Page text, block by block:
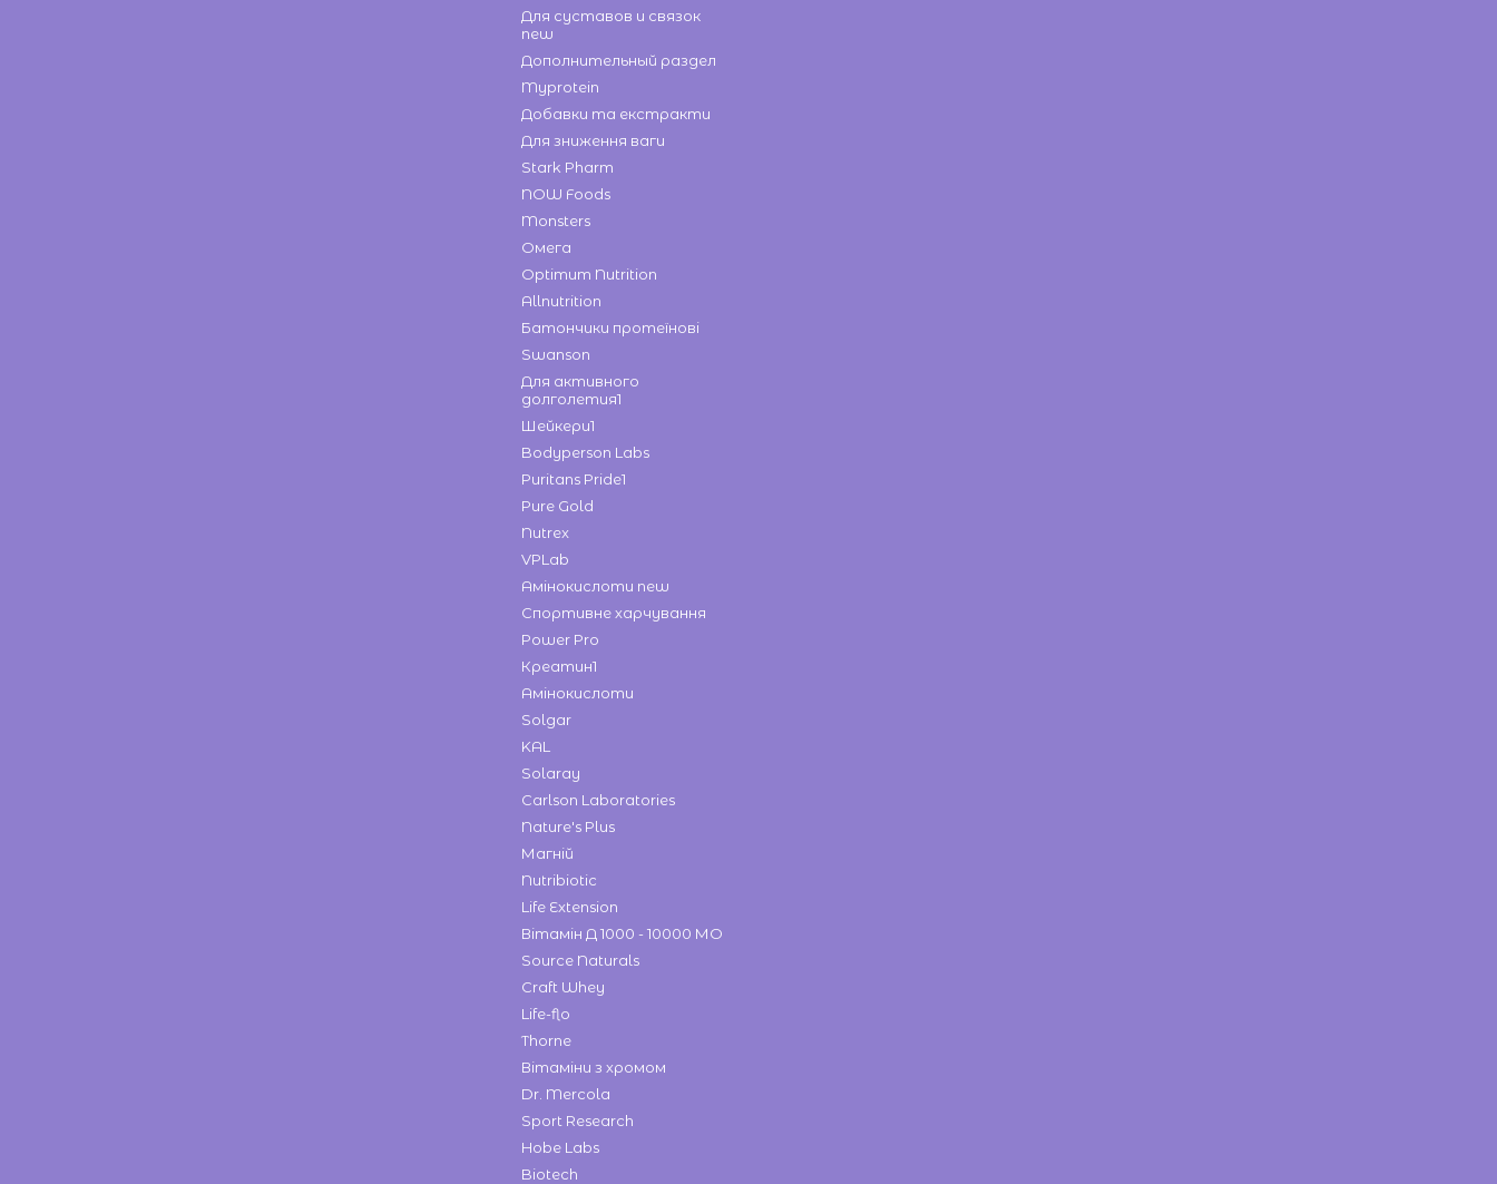
Для суставов и связок
new
Дополнительный раздел
Myprotein
Добавки та екстракти
Для зниження ваги
Stark Pharm
NOW Foods
Monsters
Омега
Optimum Nutrition
Allnutrition
Батончики протеїнові
Swanson
Для активного
долголетия1
Шейкери1
Bodyperson Labs
Puritans Pride1
Pure Gold
Nutrex
VPLab
Амінокислоти new
Спортивне харчування
Power Pro
Креатин1
Амінокислоти
Solgar
KAL
Solaray
Carlson Laboratories
Nature's Plus
Магній
Nutribiotic
Life Extension
Вітамін Д 1000 - 10000 МО
Source Naturals
Craft Whey
Life-flo
Thorne
Вітаміни з хромом
Dr. Mercola
Sport Research
Hobe Labs
Biotech